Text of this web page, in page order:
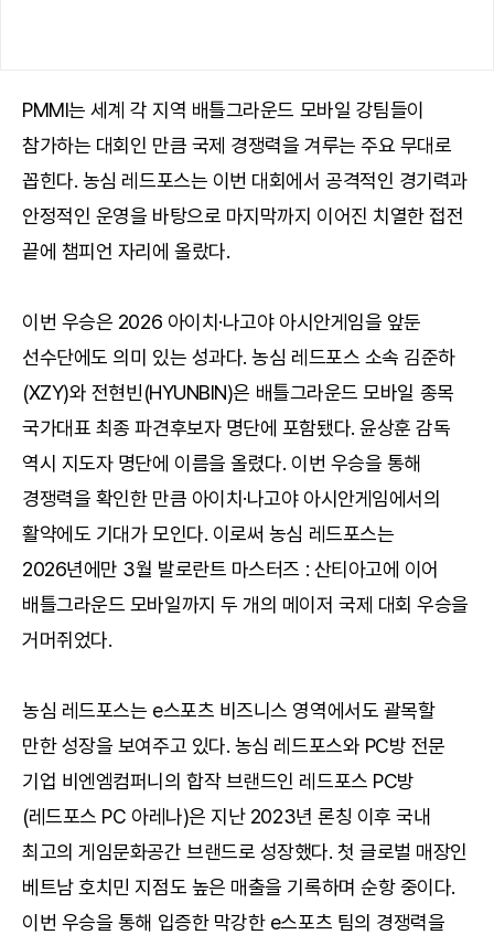
PMMI는 세계 각 지역 배틀그라운드 모바일 강팀들이
참가하는 대회인 만큼 국제 경쟁력을 겨루는 주요 무대로
꼽힌다. 농심 레드포스는 이번 대회에서 공격적인 경기력과
안정적인 운영을 바탕으로 마지막까지 이어진 치열한 접전
끝에 챔피언 자리에 올랐다.
이번 우승은 2026 아이치·나고야 아시안게임을 앞둔
선수단에도 의미 있는 성과다. 농심 레드포스 소속 김준하
(XZY)와 전현빈(HYUNBIN)은 배틀그라운드 모바일 종목
국가대표 최종 파견후보자 명단에 포함됐다. 윤상훈 감독
역시 지도자 명단에 이름을 올렸다. 이번 우승을 통해
경쟁력을 확인한 만큼 아이치·나고야 아시안게임에서의
활약에도 기대가 모인다. 이로써 농심 레드포스는
2026년에만 3월 발로란트 마스터즈 : 산티아고에 이어
배틀그라운드 모바일까지 두 개의 메이저 국제 대회 우승을
거머쥐었다.
농심 레드포스는 e스포츠 비즈니스 영역에서도 괄목할
만한 성장을 보여주고 있다. 농심 레드포스와 PC방 전문
기업 비엔엠컴퍼니의 합작 브랜드인 레드포스 PC방
(레드포스 PC 아레나)은 지난 2023년 론칭 이후 국내
최고의 게임문화공간 브랜드로 성장했다. 첫 글로벌 매장인
베트남 호치민 지점도 높은 매출을 기록하며 순항 중이다.
이번 우승을 통해 입증한 막강한 e스포츠 팀의 경쟁력을